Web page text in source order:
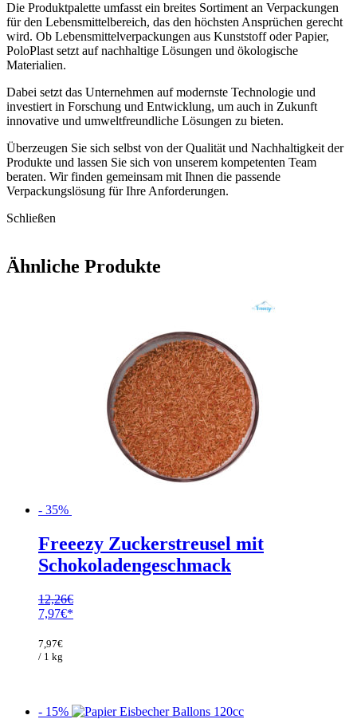
Die Produktpalette umfasst ein breites Sortiment an Verpackungen
für den Lebensmittelbereich, das den höchsten Ansprüchen gerecht
wird. Ob Lebensmittelverpackungen aus Kunststoff oder Papier,
PoloPlast setzt auf nachhaltige Lösungen und ökologische
Materialien.
Dabei setzt das Unternehmen auf modernste Technologie und
investiert in Forschung und Entwicklung, um auch in Zukunft
innovative und umweltfreundliche Lösungen zu bieten.
Überzeugen Sie sich selbst von der Qualität und Nachhaltigkeit der
Produkte und lassen Sie sich von unserem kompetenten Team
beraten. Wir finden gemeinsam mit Ihnen die passende
Verpackungslösung für Ihre Anforderungen.
Schließen
Ähnliche Produkte
- 35%
Freeezy Zuckerstreusel mit
Schokoladengeschmack
12,26€
Ursprünglicher
war:
12,26€
7,97€
7,97€
/ 1 kg
- 15%